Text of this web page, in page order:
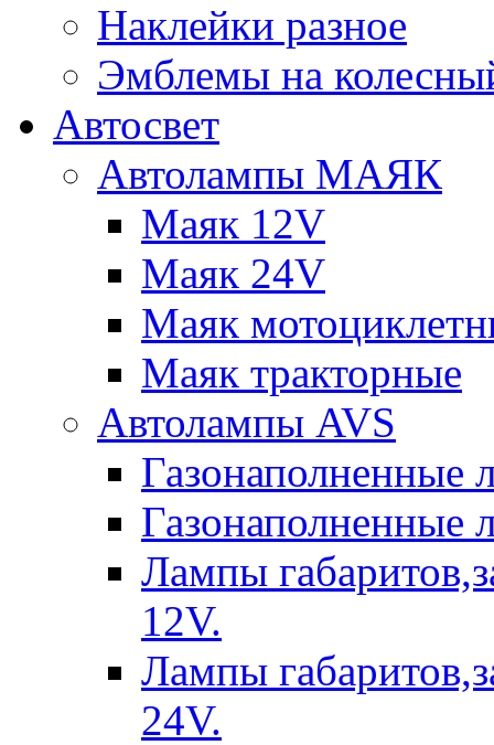
Наклейки разное
Эмблемы на
Автосвет
Автолампы МАЯК
Маяк 12V
Маяк 24V
Маяк
Маяк тракторные
Автолампы AVS
Газонаполненные
Газонаполненные
Лампы
12V.
Лампы
24V.